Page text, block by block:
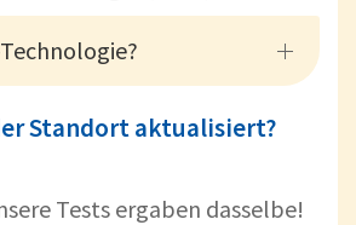
Standort aktualisiert?
Tests ergaben dasselbe!